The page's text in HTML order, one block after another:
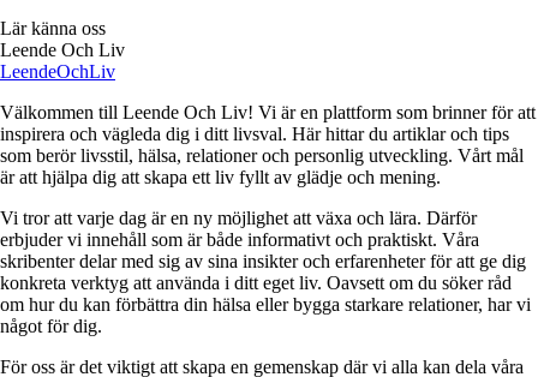
Lär känna oss
Leende Och Liv
LeendeOchLiv
Välkommen till Leende Och Liv! Vi är en plattform som brinner för att
inspirera och vägleda dig i ditt livs­val. Här hittar du artiklar och tips
som berör livsstil, hälsa, relationer och personlig utveckling. Vårt mål
är att hjälpa dig att skapa ett liv fyllt av glädje och mening.
Vi tror att varje dag är en ny möjlighet att växa och lära. Därför
erbjuder vi innehåll som är både informativt och praktiskt. Våra
skribenter delar med sig av sina insikter och erfarenheter för att ge dig
konkreta verktyg att använda i ditt eget liv. Oavsett om du söker råd
om hur du kan förbättra din hälsa eller bygga starkare relationer, har vi
något för dig.
För oss är det viktigt att skapa en gemenskap där vi alla kan dela våra